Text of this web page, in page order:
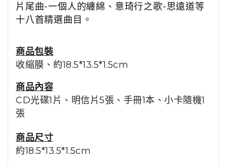
片尾曲-一個人的纏綿、意琦行之歌-思遠道等
十八首精選曲目。
商品包裝
收縮膜 、約18.5*13.5*1.5cm
商品內容
CD光碟1片、明信片5張、手冊1本、小卡隨機1
張
商品尺寸
約18.5*13.5*1.5cm